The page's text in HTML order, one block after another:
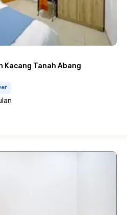
Kacang Tanah Abang